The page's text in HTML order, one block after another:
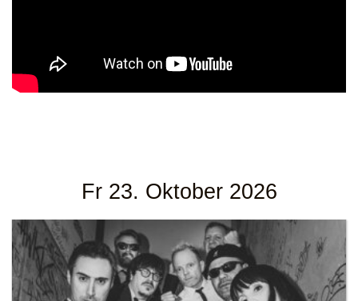
Fr 23. Oktober 2026